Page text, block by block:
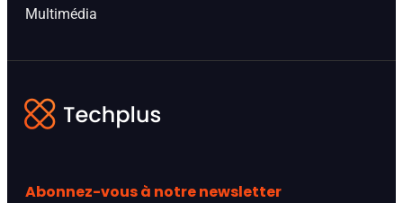
Multimédia
Abonnez-vous à notre newsletter